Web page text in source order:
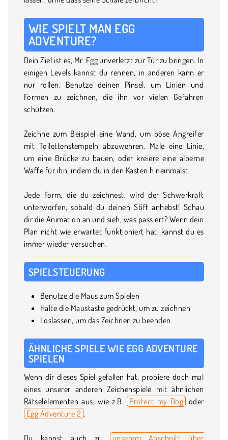
WIE SPIELT MAN EGG
ADVENTURE?
Dein Ziel ist es, Mr. Egg unverletzt zur Tür zu bringen. In
einigen Levels kannst du rennen, in anderen kann er
nur rollen. Benutze deinen Pinsel, um Linien und
Formen zu zeichnen, die ihn vor vielen Gefahren
schützen.
Zeichne zum Beispiel eine Wand, um böse Angreifer
mit Toilettenstempeln abzuwehren. Male eine Linie,
um eine Brücke zu bauen, oder kreiere eine alberne
Waffe für ihn, indem du in den Kasten hineinmalst.
Jede Form, die du zeichnest, wird der Schwerkraft
unterworfen, sobald du deinen Stift anhebst! Schau
dir die Animation an und sieh, was passiert? Wenn dein
Plan nicht wie erwartet funktioniert hat, kannst du es
immer wieder versuchen.
SPIELSTEUERUNG
Benutze die Maus zum Spielen
Halte die Maustaste gedrückt, um zu zeichnen
Loslassen, um das Zeichnen zu beenden
ÄHNLICHE SPIELE WIE EGG ADVENTURE
SPIELEN
Wenn dir dieses Spiel gefallen hat, probiere doch mal
eines unserer anderen Zeichenspiele mit ähnlichen
Rätselelementen aus, wie z.B. Protect my Dog oder
Egg Adventure 2 .
Du kannst auch zu
unserem Abschnitt über